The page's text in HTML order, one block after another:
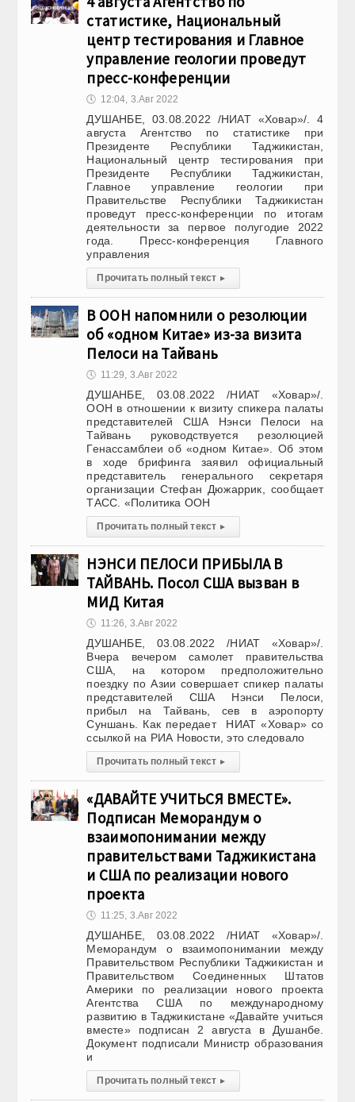
статистике, Национальный
центр тестирования и Главное
управление геологии проведут
пресс-конференции
🕔 12:04, 3.Авг 2022
ДУШАНБЕ, 03.08.2022 /НИАТ «Ховар»/. 4
августа Агентство по статистике при
Президенте Республики Таджикистан,
Национальный центр тестирования при
Президенте Республики Таджикистан,
Главное управление геологии при
Правительстве Республики Таджикистан
проведут пресс-конференции по итогам
деятельности за первое полугодие 2022
года. Пресс-конференция Главного
управления
Прочитать полный текст ▸
В ООН напомнили о резолюции
об «одном Китае» из-за визита
Пелоси на Тайвань
🕔 11:29, 3.Авг 2022
ДУШАНБЕ, 03.08.2022 /НИАТ «Ховар»/.
ООН в отношении к визиту спикера палаты
представителей США Нэнси Пелоси на
Тайвань руководствуется резолюцией
Генассамблеи об «одном Китае». Об этом
в ходе брифинга заявил официальный
представитель генерального секретаря
организации Стефан Дюжаррик, сообщает
ТАСС. «Политика ООН
Прочитать полный текст ▸
НЭНСИ ПЕЛОСИ ПРИБЫЛА В
ТАЙВАНЬ. Посол США вызван в
МИД Китая
🕔 11:26, 3.Авг 2022
ДУШАНБЕ, 03.08.2022 /НИАТ «Ховар»/.
Вчера вечером самолет правительства
США, на котором предположительно
поездку по Азии совершает спикер палаты
представителей США Нэнси Пелоси,
прибыл на Тайвань, сев в аэропорту
Суншань. Как передает НИАТ «Ховар» со
ссылкой на РИА Новости, это следовало
Прочитать полный текст ▸
«ДАВАЙТЕ УЧИТЬСЯ ВМЕСТЕ».
Подписан Меморандум о
взаимопонимании между
правительствами Таджикистана
и США по реализации нового
проекта
🕔 11:25, 3.Авг 2022
ДУШАНБЕ, 03.08.2022 /НИАТ «Ховар»/.
Меморандум о взаимопонимании между
Правительством Республики Таджикистан и
Правительством Соединенных Штатов
Америки по реализации нового проекта
Агентства США по международному
развитию в Таджикистане «Давайте учиться
вместе» подписан 2 августа в Душанбе.
Документ подписали Министр образования
и
Прочитать полный текст ▸